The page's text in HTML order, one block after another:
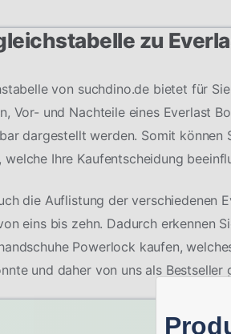
zu
von suchdino.de bietet für
Vor- und Nachteile eines Everlast
dargestellt werden. Somit können
welche Ihre Kaufentscheidung
die Auflistung der verschiedenen
eins bis zehn. Dadurch erkennen
Powerlock kaufen,
und daher von uns als Bestseller